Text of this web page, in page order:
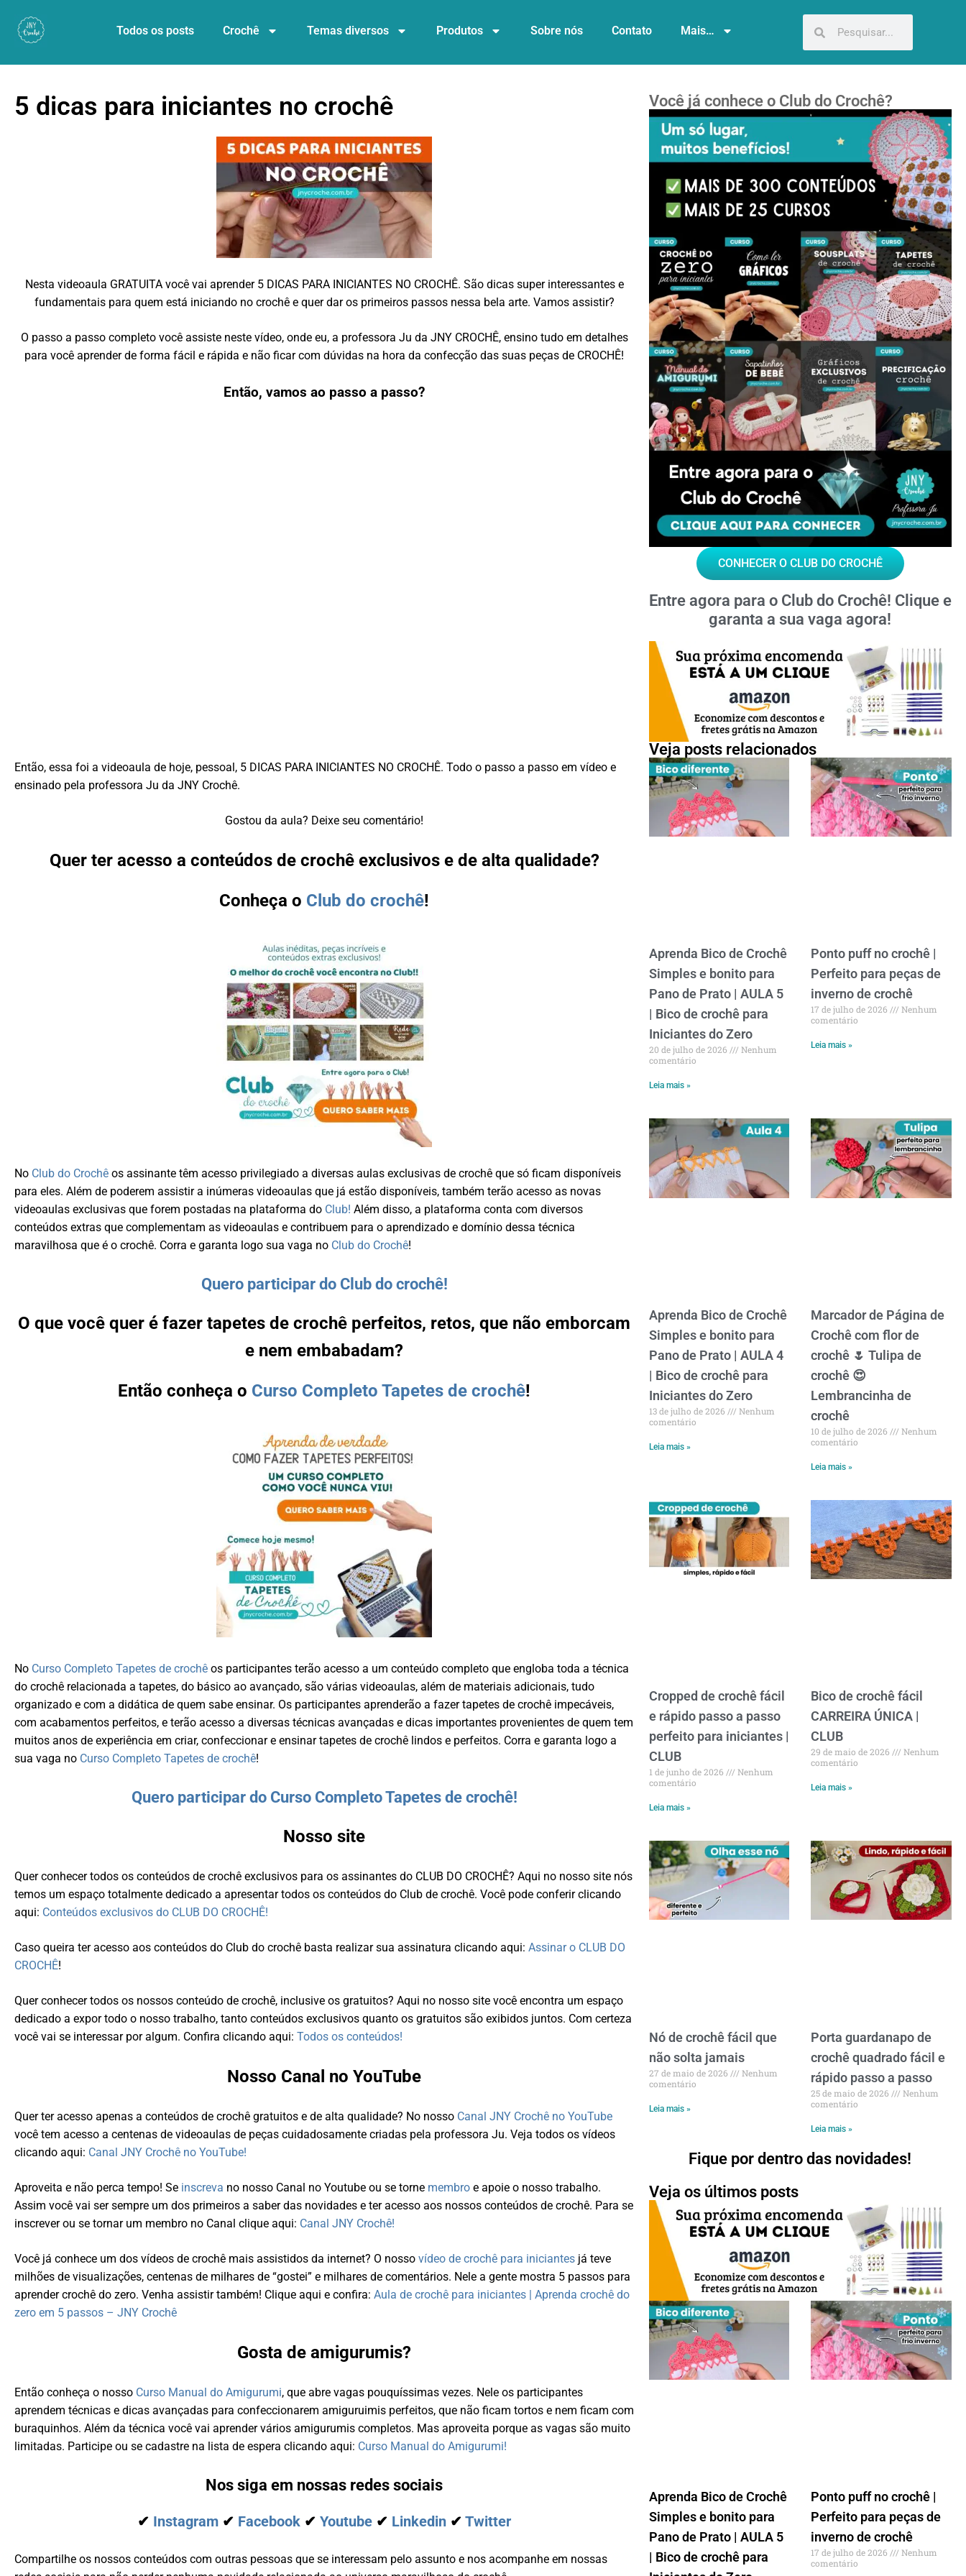
Todos os posts Crochê Temas diversos Produtos Sobre nós Contato Mais…
Você já conhece o Club do Crochê?
CONHECER O CLUB DO CROCHÊ
Entre agora para o Club do Crochê! Clique e
garanta a sua vaga agora!
Veja posts relacionados
Aprenda Bico de Crochê
Simples e bonito para
Pano de Prato | AULA 5
| Bico de crochê para
Iniciantes do Zero
20 de julho de 2026
Nenhum
comentário
Leia mais »
Ponto puff no crochê |
Perfeito para peças de
inverno de crochê
17 de julho de 2026
Nenhum
comentário
Leia mais »
Aprenda Bico de Crochê
Simples e bonito para
Pano de Prato | AULA 4
| Bico de crochê para
Iniciantes do Zero
13 de julho de 2026
Nenhum
comentário
Leia mais »
Marcador de Página de
Crochê com flor de
crochê 🌷 Tulipa de
crochê 😍
Lembrancinha de
crochê
10 de julho de 2026
Nenhum
comentário
Leia mais »
Cropped de crochê fácil
e rápido passo a passo
perfeito para iniciantes |
CLUB
1 de junho de 2026
Nenhum
comentário
Leia mais »
Bico de crochê fácil
CARREIRA ÚNICA |
CLUB
29 de maio de 2026
Nenhum
comentário
Leia mais »
Nó de crochê fácil que
não solta jamais
27 de maio de 2026
Nenhum
comentário
Leia mais »
Porta guardanapo de
crochê quadrado fácil e
rápido passo a passo
25 de maio de 2026
Nenhum
comentário
Leia mais »
Fique por dentro das novidades!
Veja os últimos posts
Aprenda Bico de Crochê
Simples e bonito para
Pano de Prato | AULA 5
| Bico de crochê para
Ponto puff no crochê |
Perfeito para peças de
inverno de crochê
17 de julho de 2026
Nenhum
comentário
5 dicas para iniciantes no crochê
Nesta videoaula GRATUITA você vai aprender 5 DICAS PARA INICIANTES NO CROCHÊ. São dicas super interessantes e
fundamentais para quem está iniciando no crochê e quer dar os primeiros passos nessa bela arte. Vamos assistir?
O passo a passo completo você assiste neste vídeo, onde eu, a professora Ju da JNY CROCHÊ, ensino tudo em detalhes
para você aprender de forma fácil e rápida e não ficar com dúvidas na hora da confecção das suas peças de CROCHÊ!
Então, vamos ao passo a passo?
Então, essa foi a videoaula de hoje, pessoal, 5 DICAS PARA INICIANTES NO CROCHÊ. Todo o passo a passo em vídeo e
ensinado pela professora Ju da JNY Crochê.
Gostou da aula? Deixe seu comentário!
Quer ter acesso a conteúdos de crochê exclusivos e de alta qualidade?
Conheça o Club do crochê!
No Club do Crochê os assinante têm acesso privilegiado a diversas aulas exclusivas de crochê que só ficam disponíveis
para eles. Além de poderem assistir a inúmeras videoaulas que já estão disponíveis, também terão acesso as novas
videoaulas exclusivas que forem postadas na plataforma do Club! Além disso, a plataforma conta com diversos
conteúdos extras que complementam as videoaulas e contribuem para o aprendizado e domínio dessa técnica
maravilhosa que é o crochê. Corra e garanta logo sua vaga no Club do Crochê!
Quero participar do Club do crochê!
O que você quer é fazer tapetes de crochê perfeitos, retos, que não emborcam
e nem embabadam?
Então conheça o Curso Completo Tapetes de crochê!
No Curso Completo Tapetes de crochê os participantes terão acesso a um conteúdo completo que engloba toda a técnica
do crochê relacionada a tapetes, do básico ao avançado, são várias videoaulas, além de materiais adicionais, tudo
organizado e com a didática de quem sabe ensinar. Os participantes aprenderão a fazer tapetes de crochê impecáveis,
com acabamentos perfeitos, e terão acesso a diversas técnicas avançadas e dicas importantes provenientes de quem tem
muitos anos de experiência em criar, confeccionar e ensinar tapetes de crochê lindos e perfeitos. Corra e garanta logo a
sua vaga no Curso Completo Tapetes de crochê!
Quero participar do Curso Completo Tapetes de crochê!
Nosso site
Quer conhecer todos os conteúdos de crochê exclusivos para os assinantes do CLUB DO CROCHÊ? Aqui no nosso site nós
temos um espaço totalmente dedicado a apresentar todos os conteúdos do Club de crochê. Você pode conferir clicando
aqui: Conteúdos exclusivos do CLUB DO CROCHÊ!
Caso queira ter acesso aos conteúdos do Club do crochê basta realizar sua assinatura clicando aqui:Assinar o CLUB DO
CROCHÊ!
Quer conhecer todos os nossos conteúdo de crochê, inclusive os gratuitos? Aqui no nosso site você encontra um espaço
dedicado a expor todo o nosso trabalho, tanto conteúdos exclusivos quanto os gratuitos são exibidos juntos. Com certeza
você vai se interessar por algum. Confira clicando aqui:Todos os conteúdos!
Nosso Canal no YouTube
Quer ter acesso apenas a conteúdos de crochê gratuitos e de alta qualidade? No nosso Canal JNY Crochê no YouTube
você tem acesso a centenas de videoaulas de peças cuidadosamente criadas pela professora Ju. Veja todos os vídeos
clicando aqui: Canal JNY Crochê no YouTube!
Aproveita e não perca tempo! Se inscreva no nosso Canal no Youtube ou se torne membro e apoie o nosso trabalho.
Assim você vai ser sempre um dos primeiros a saber das novidades e ter acesso aos nossos conteúdos de crochê. Para se
inscrever ou se tornar um membro no Canal clique aqui: Canal JNY Crochê!
Você já conhece um dos vídeos de crochê mais assistidos da internet? O nossovídeo de crochê para iniciantes já teve
milhões de visualizações, centenas de milhares de “gostei” e milhares de comentários. Nele a gente mostra 5 passos para
aprender crochê do zero. Venha assistir também! Clique aqui e confira:Aula de crochê para iniciantes | Aprenda crochê do
zero em 5 passos – JNY Crochê
Gosta de amigurumis?
Então conheça o nosso Curso Manual do Amigurumi, que abre vagas pouquíssimas vezes. Nele os participantes
aprendem técnicas e dicas avançadas para confeccionarem amiguruimis perfeitos, que não ficam tortos e nem ficam com
buraquinhos. Além da técnica você vai aprender vários amigurumis completos. Mas aproveita porque as vagas são muito
limitadas. Participe ou se cadastre na lista de espera clicando aqui: Curso Manual do Amigurumi!
Nos siga em nossas redes sociais
✔ Instagram ✔ Facebook ✔Youtube ✔ Linkedin ✔Twitter
Compartilhe os nossos conteúdos com outras pessoas que se interessam pelo assunto e nos acompanhe em nossas